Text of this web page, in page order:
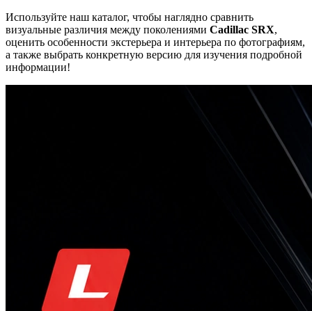
Используйте наш каталог, чтобы наглядно сравнить
визуальные различия между поколениями Cadillac SRX,
оценить особенности экстерьера и интерьера по фотографиям,
а также выбрать конкретную версию для изучения подробной
информации!